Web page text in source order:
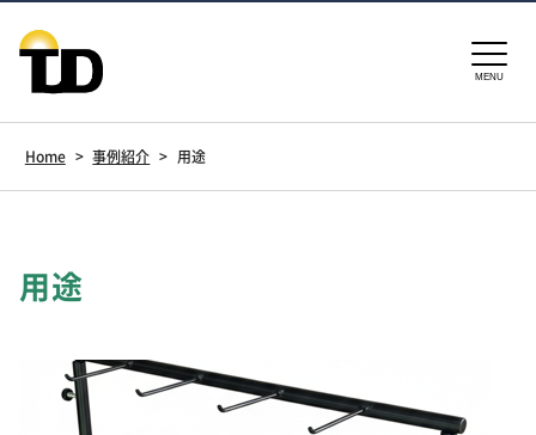
MENU
Home > 事例紹介 > 用途
用途